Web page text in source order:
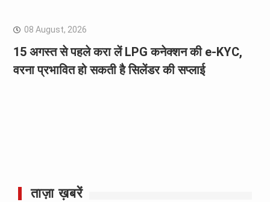
08 August, 2026
15 अगस्त से पहले करा लें LPG कनेक्शन की e-KYC,
वरना प्रभावित हो सकती है सिलेंडर की सप्लाई
ताज़ा ख़बरें